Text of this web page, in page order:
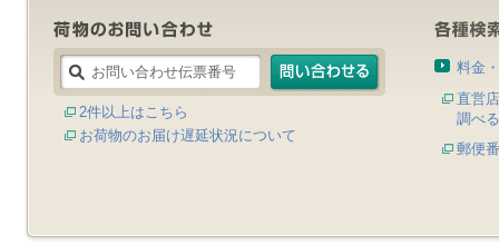
2件以上はこちら
お荷物のお届け遅延状況について
料金
直営
調べる
郵便